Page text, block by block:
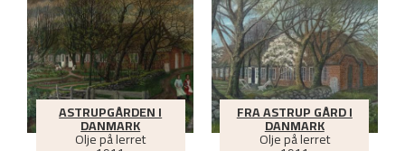
ASTRUPGÅRDEN I
DANMARK
Olje på lerret
FRA ASTRUP GÅRD I
DANMARK
Olje på lerret